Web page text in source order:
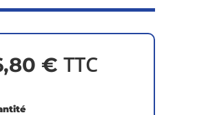
€ TTC